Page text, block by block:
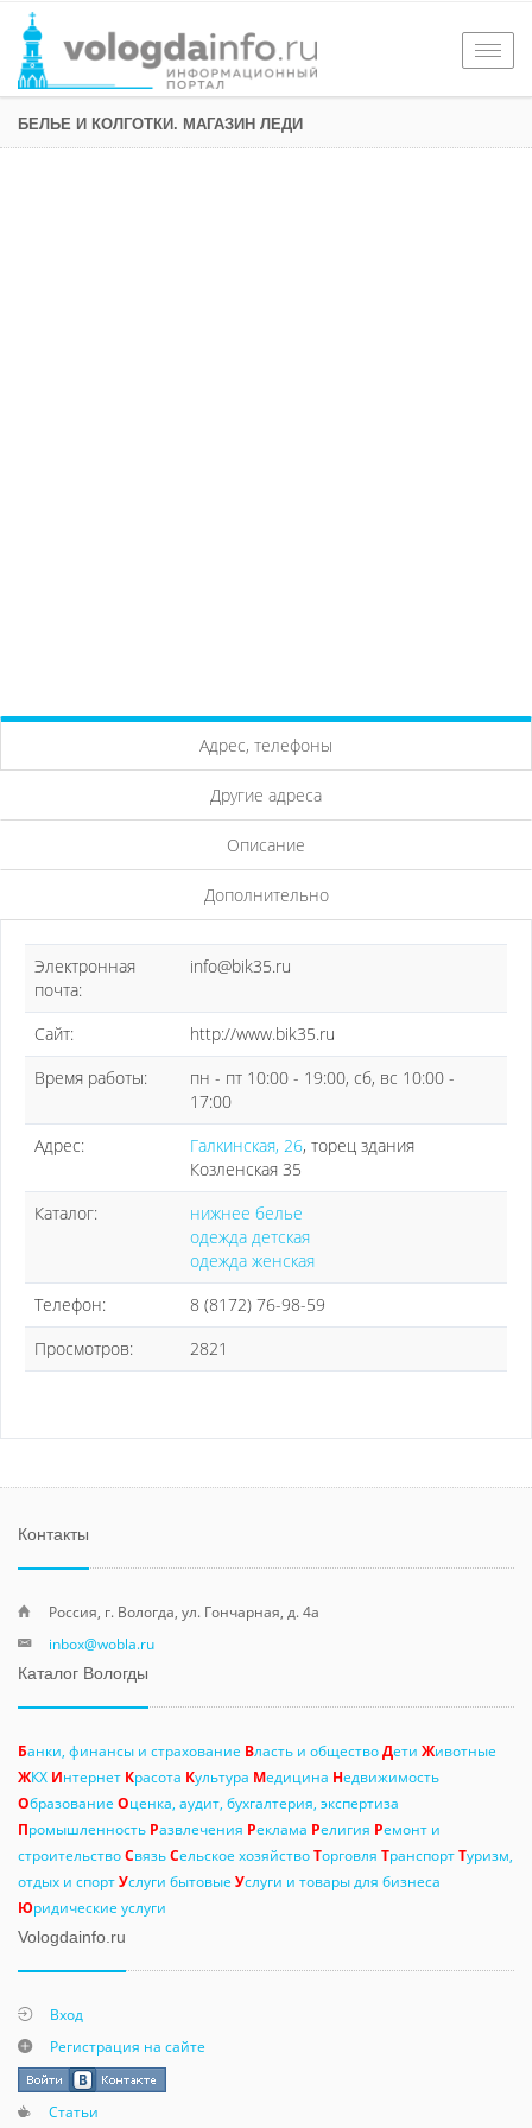
БЕЛЬЕ И КОЛГОТКИ. МАГАЗИН ЛЕДИ
Адрес, телефоны
Другие адреса
Описание
Дополнительно
Электронная
почта:
info@bik35.ru
Сайт:
http://www.bik35.ru
Время работы:
пн - пт 10:00 - 19:00, сб, вс 10:00 -
17:00
Адрес:
Галкинская, 26, торец здания
Козленская 35
Каталог:
нижнее белье
одежда детская
одежда женская
Телефон:
8 (8172) 76-98-59
Просмотров:
2821
Контакты
Россия, г. Вологда, ул. Гончарная, д. 4а
inbox@wobla.ru
Каталог Вологды
Банки, финансы и страхование Власть и обществоДети Животные
ЖКХ Интернет Красота Культура Медицина Недвижимость
Образование Оценка, аудит, бухгалтерия, экспертиза
Промышленность Развлечения Реклама Религия Ремонт и
строительствоСвязьСельское хозяйствоТорговля ТранспортТуризм,
отдых и спортУслуги бытовые Услуги и товары для бизнеса
Юридические услуги
Vologdainfo.ru
Вход
Регистрация на сайте
Статьи